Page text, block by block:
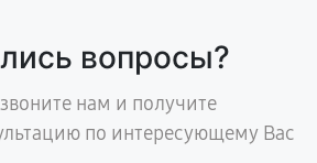
вопросы?
нам и получите
по интересующему Вас